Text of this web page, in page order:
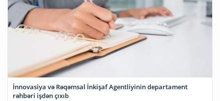
İnnovasiya və Rəqəmsal İnkişaf Agentliyinin departament
rəhbəri işdən çıxıb